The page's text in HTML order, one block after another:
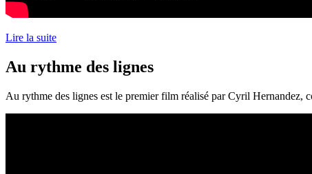
Lire la suite
Au rythme des lignes
Au rythme des lignes est le premier film réalisé par Cyril